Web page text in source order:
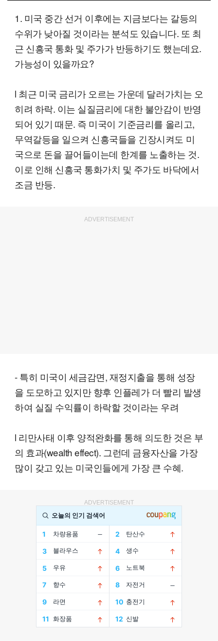
1. 미국 중간 선거 이후에는 지금보다는 갈등의
수위가 낮아질 것이라는 분석도 있습니다. 또 최
근 신흥국 통화 및 주가가 반등하기도 했는데요.
가능성이 있을까요?
l 최근 미국 금리가 오르는 가운데 달러가치는 오
히려 하락. 이는 실질금리에 대한 불안감이 반영
되어 있기 때문. 즉 미국이 기준금리를 올리고,
무역갈등을 일으켜 신흥국들을 긴장시켜도 미
국으로 돈을 끌어들이는데 한계를 노출하는 것.
이로 인해 신흥국 통화가치 및 주가도 바닥에서
조금 반등.
ADVERTISEMENT
- 특히 미국이 세금감면, 재정지출을 통해 성장
을 도모하고 있지만 향후 인플레가 더 빨리 발생
하여 실질 수익률이 하락할 것이라는 우려
l 리만사태 이후 양적완화를 통해 의도한 것은 부
의 효과(wealth effect). 그런데 금융자산을 가장
많이 갖고 있는 미국인들에게 가장 큰 수혜.
ADVERTISEMENT